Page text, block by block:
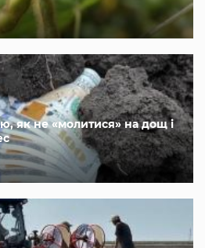
як не «молитися» на дощ і